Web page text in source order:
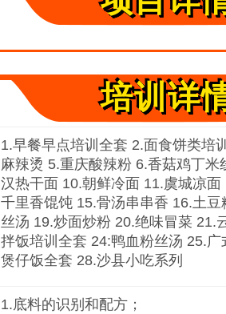
培训详
1.早餐早点培训全套 2.面食饼类培
麻辣烫 5.重庆酸辣粉 6.香菇鸡丁
汉热干面 10.朝鲜冷面 11.虞城凉
千里香馄饨 15.骨汤串串香 16.土
丝汤 19.炒面炒粉 20.绝味冒菜 21.
拌饭培训全套 24:鸭血粉丝汤 25.
煲仔饭全套 28.沙县小吃系列
1.底料的识别和配方；